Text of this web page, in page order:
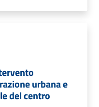
urbana e
del centro